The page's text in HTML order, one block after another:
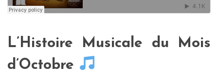
L’Histoire Musicale du Mois
d’Octobre